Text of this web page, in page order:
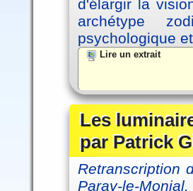
d'élargir la
archétype
psychologique
Lire un extrait
Les
par Patrick
Retranscription
Paray-le-Monial.